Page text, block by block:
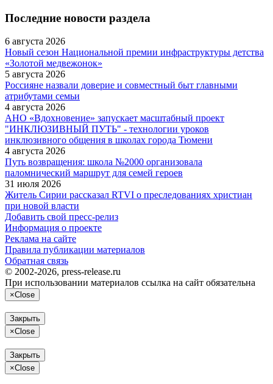
Последние новости раздела
6 августа 2026
Новый сезон Национальной премии инфраструктуры детства
«Золотой медвежонок»
5 августа 2026
Россияне назвали доверие и совместный быт главными
атрибутами семьи
4 августа 2026
АНО «Вдохновение» запускает масштабный проект
"ИНКЛЮЗИВНЫЙ ПУТЬ" - технологии уроков
инклюзивного общения в школах города Тюмени
4 августа 2026
Путь возвращения: школа №2000 организовала
паломнический маршрут для семей героев
31 июля 2026
Житель Сирии рассказал RTVI о преследованиях христиан
при новой власти
Добавить свой пресс-релиз
Информация о проекте
Реклама на сайте
Правила публикации материалов
Обратная связь
© 2002-2026, press-release.ru
При использовании материалов ссылка на сайт обязательна
×Close
Закрыть
×Close
Закрыть
×Close